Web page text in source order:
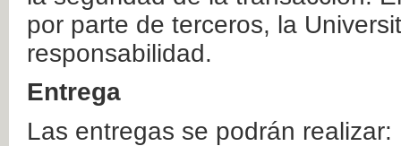
por parte de terceros, la
responsabilidad.
Entrega
Las entregas se podrán realizar: